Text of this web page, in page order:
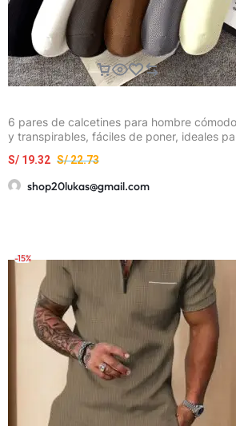
6 pares de calcetines para hombre
y transpirables, fáciles de poner, ideales
S/22.73
S/ 19.32
shop20lukas@gmail.com
-15%